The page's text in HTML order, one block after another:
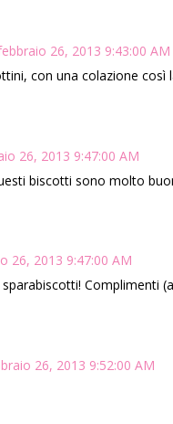
26, 2013 9:43:00 AM
con una colazione
26, 2013 9:47:00 AM
biscotti sono molto
26, 2013 9:47:00 AM
Complimenti
26, 2013 9:52:00 AM